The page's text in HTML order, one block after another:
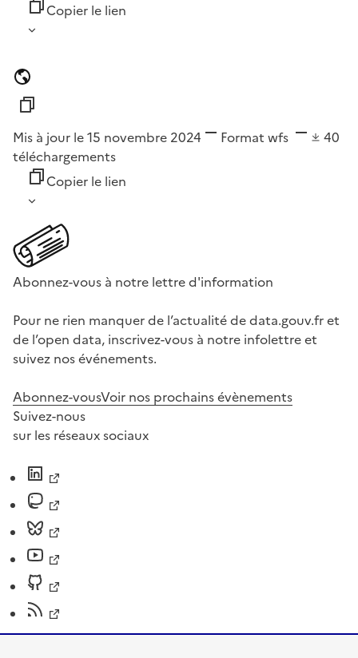
Copier le lien
Mis à jour le 15 novembre 2024 Format wfs
40
téléchargements
Copier le lien
Abonnez-vous à notre lettre d'information
Pour ne rien manquer de l’actualité de data.gouv.fr et
de l’open data, inscrivez-vous à notre infolettre et
suivez nos événements.
Abonnez-vousVoir nos prochains évènements
Suivez-nous
sur les réseaux sociaux